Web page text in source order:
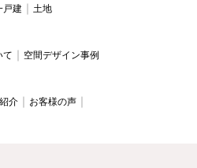
戸建 土地
て 空間デザイン事例
介
お客様の声